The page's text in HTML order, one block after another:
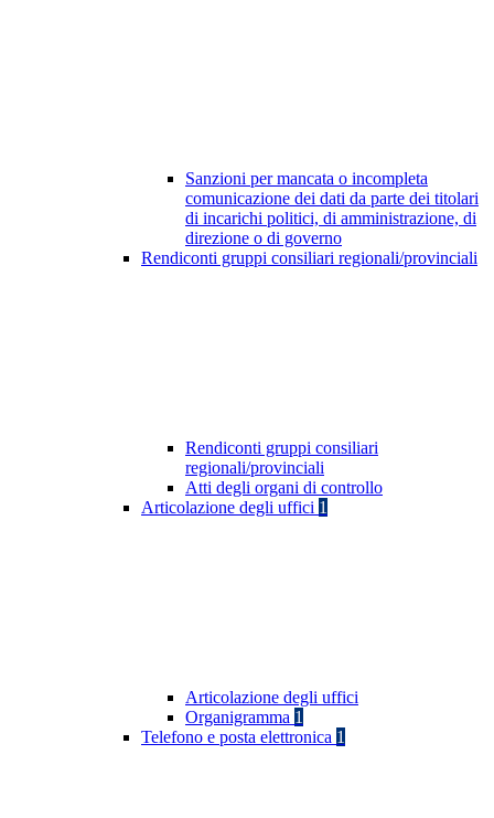
Sanzioni per mancata o incompleta
comunicazione dei dati da parte dei titolari
di incarichi politici, di amministrazione, di
direzione o di governo
Rendiconti gruppi consiliari regionali/provinciali
Rendiconti gruppi consiliari
regionali/provinciali
Atti degli organi di controllo
Articolazione degli uffici 1
Articolazione degli uffici
Organigramma 1
Telefono e posta elettronica 1